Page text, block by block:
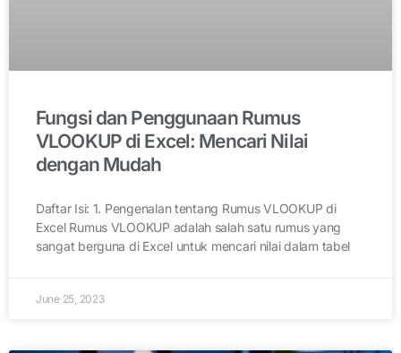
Fungsi dan Penggunaan Rumus
VLOOKUP di Excel: Mencari Nilai
dengan Mudah
Daftar Isi: 1. Pengenalan tentang Rumus VLOOKUP di
Excel Rumus VLOOKUP adalah salah satu rumus yang
sangat berguna di Excel untuk mencari nilai dalam tabel
June 25, 2023